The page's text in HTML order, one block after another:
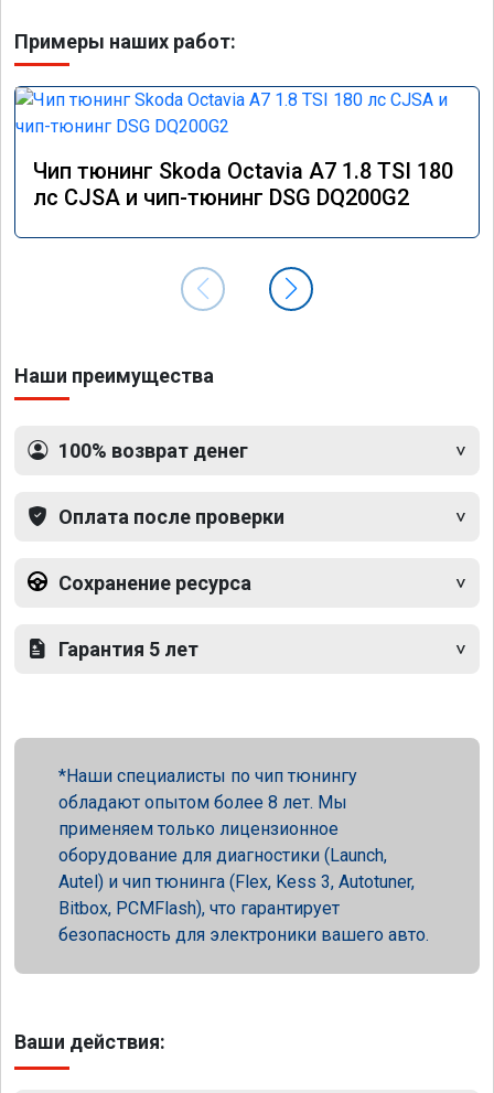
Примеры наших работ:
Чип тюнинг Skoda Octavia A7 1.8 TSI 180
лс CJSA и чип-тюнинг DSG DQ200G2
Наши преимущества
100% возврат денег
Оплата после проверки
Сохранение ресурса
Гарантия 5 лет
Наши специалисты по чип тюнингу
обладают опытом более 8 лет. Мы
применяем только лицензионное
оборудование для диагностики (Launch,
Autel) и чип тюнинга (Flex, Kess 3, Autotuner,
Bitbox, PCMFlash), что гарантирует
безопасность для электроники вашего авто.
Ваши действия: